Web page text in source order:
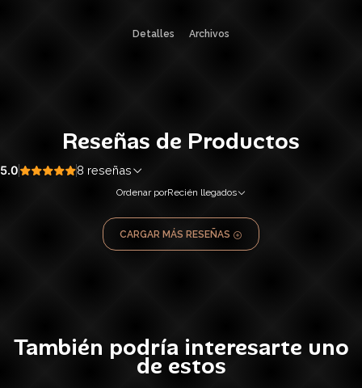
Detalles Archivos
Reseñas de Productos
5.0 8 reseñas
Ordenar porRecién llegados
CARGAR MÁS RESEÑAS
También podría interesarte uno
de estos